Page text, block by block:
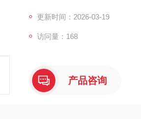
更新时间：2026-03-19
访问量：168
产品咨询